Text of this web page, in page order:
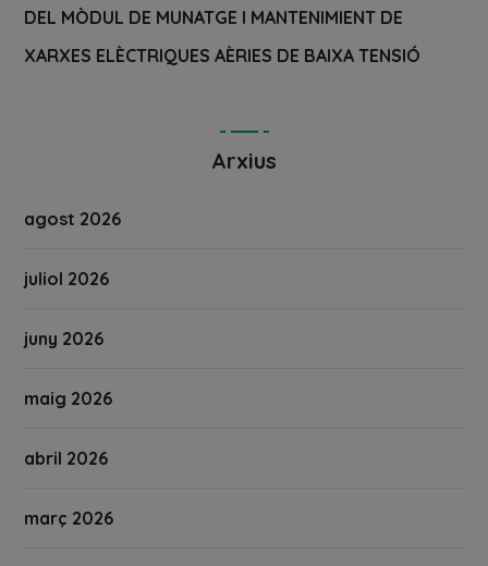
DEL MÒDUL DE MUNATGE I MANTENIMIENT DE
XARXES ELÈCTRIQUES AÈRIES DE BAIXA TENSIÓ
Arxius
agost 2026
juliol 2026
juny 2026
maig 2026
abril 2026
març 2026